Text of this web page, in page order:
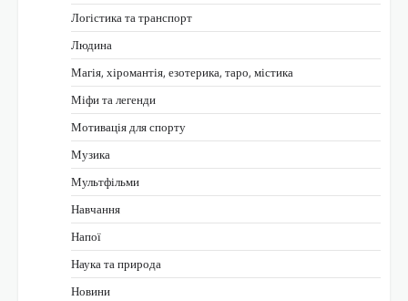
Логістика та транспорт
Людина
Магія, хіромантія, езотерика, таро, містика
Міфи та легенди
Мотивація для спорту
Музика
Мультфільми
Навчання
Напої
Наука та природа
Новини